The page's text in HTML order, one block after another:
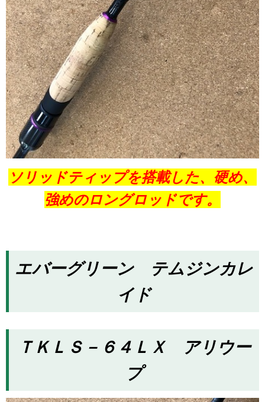
ソリッドティップを搭載した、硬め、
強めのロングロッドです。
エバーグリーン テムジンカレ
イド
ＴＫＬＳ－６４ＬＸ アリウー
プ